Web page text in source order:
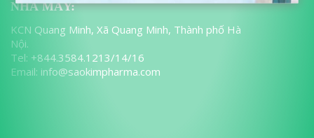
NHÀ MÁY:
KCN Quang Minh, Xã Quang Minh, Thành phố Hà
Nội.
Tel: +844.3584.1213/14/16
Email: info@saokimpharma.com